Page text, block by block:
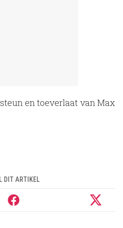
en toeverlaat van Max
DIT ARTIKEL